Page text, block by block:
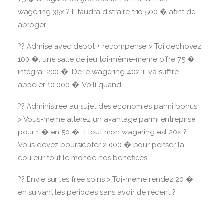
wagering 35x ? Il faudra distraire trio 500 � afint de
abroger.
?? Admise avec depot + recompense > Toi dechoyez
100 �, une salle de jeu toi-même-meme offre 75 �,
intégral 200 �. De le wagering 40x, il va suffire
appeler 10 000 �. Voilí quand.
?? Administree au sujet des economies parmi bonus
> Vous-meme alterez un avantage parmi entreprise
pour 1 � en 50 � , ! tout mon wagering est 20x ?
Vous devez boursicoter 2 000 � pour penser la
couleur tout le monde nos benefices.
?? Envie sur les free spins > Toi-meme rendez 20 �
en suivant les periodes sans avoir de récent ?